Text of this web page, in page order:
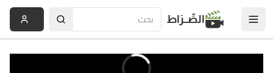
الصِّــرَاط